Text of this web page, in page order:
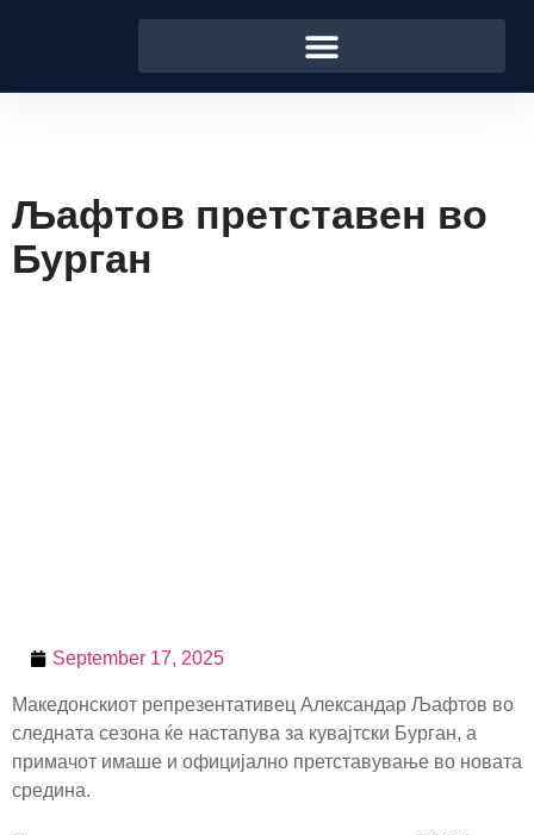
Љафтов претставен во
Бурган
September 17, 2025
Македонскиот репрезентативец Александар Љафтов во
следната сезона ќе настапува за кувајтски Бурган, а
примачот имаше и официјално претставување во новата
средина.